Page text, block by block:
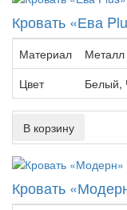
Кровать «Ева
Материал
Металл
Цвет
Белый,
В корзину
Кровать